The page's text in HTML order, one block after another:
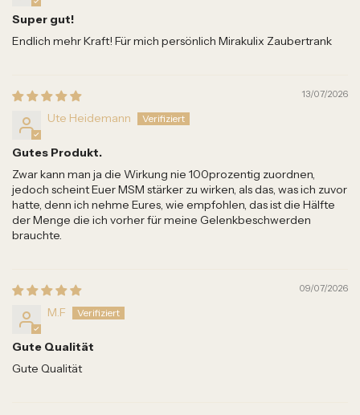
Super gut!
Endlich mehr Kraft! Für mich persönlich Mirakulix Zaubertrank
13/07/2026
Ute Heidemann
Gutes Produkt.
Zwar kann man ja die Wirkung nie 100prozentig zuordnen,
jedoch scheint Euer MSM stärker zu wirken, als das, was ich zuvor
hatte, denn ich nehme Eures, wie empfohlen, das ist die Hälfte
der Menge die ich vorher für meine Gelenkbeschwerden
brauchte.
09/07/2026
M.F
Gute Qualität
Gute Qualität